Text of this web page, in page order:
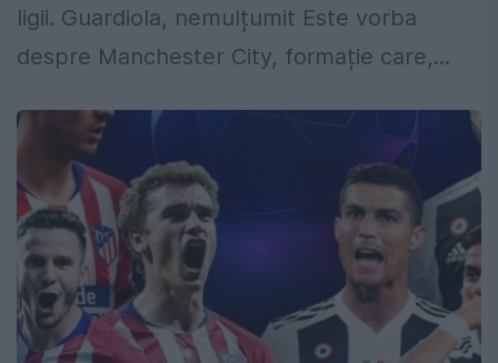
ligii. Guardiola, nemulțumit Este vorba
despre Manchester City, formație care,...